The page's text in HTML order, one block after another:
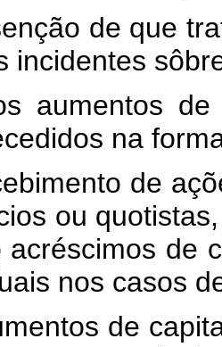
de que
incidentes
de
na
de
ou
de
nos casos
de